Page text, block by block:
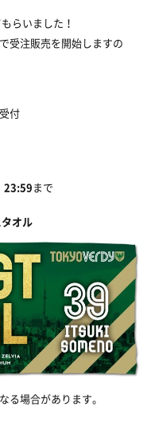
らいました！
受注販売を開始しますの
付
23:59まで
オル
る場合があります。